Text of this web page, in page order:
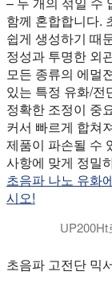
함께 혼합합니다.
쉽게 생성하기 때
정성과 투명한 외
모든 종류의 에멀
있는 특정 유화/전
정확한 조정이 중
커서 빠르게 합쳐
제품이 파손될 수
사항에 맞게 정밀
초음파 나노 유화
시오!
초음파 고전단 믹